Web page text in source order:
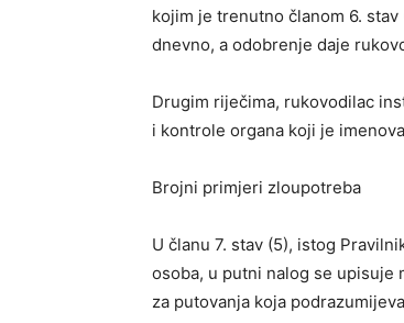
kojim je trenutno članom 6.
dnevno, a odobrenje daje
Drugim riječima, rukovodilac
i kontrole organa koji je
Brojni primjeri zloupotreba
U članu 7. stav (5), istog
osoba, u putni nalog se upisuje
za putovanja koja